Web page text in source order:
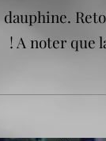
dauphine.
! A noter que